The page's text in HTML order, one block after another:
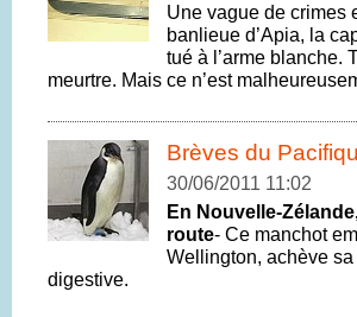
Une vague de crimes
banlieue d’Apia, la
tué à l’arme blanche.
meurtre. Mais ce n’est
Brèves du
30/06/2011 11:02
En Nouvelle-
route- Ce manchot
Wellington, achève
digestive.